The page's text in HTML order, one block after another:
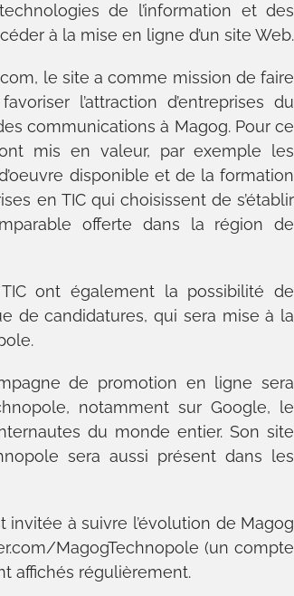
de l’information et des
à la mise en ligne d’un site Web.
le site a comme mission de faire
l’attraction d’entreprises du
communications à Magog. Pour ce
mis en valeur, par exemple les
disponible et de la formation
en TIC qui choisissent de s’établir
offerte dans la région de
ont également la possibilité de
de candidatures, qui sera mise à la
de promotion en ligne sera
notamment sur Google, le
du monde entier. Son site
sera aussi présent dans les
invitée à suivre l’évolution de Magog
MagogTechnopole (un compte
affichés régulièrement.